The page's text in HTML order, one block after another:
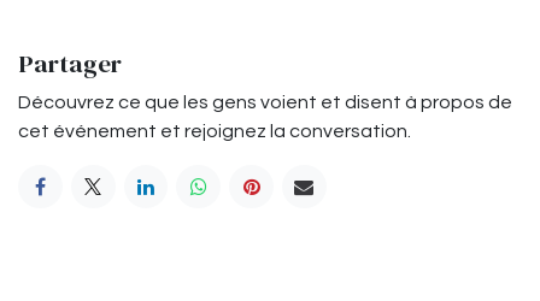
Partager
Découvrez ce que les gens voient et disent à propos de
cet événement et rejoignez la conversation.